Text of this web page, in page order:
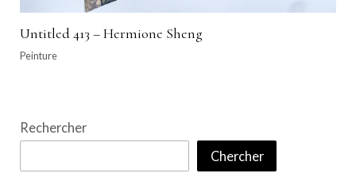
Untitled 413 – Hermione Sheng
Peinture
Rechercher
Chercher